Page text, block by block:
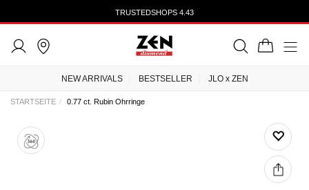
TRUSTEDSHOPS 4.43
NEW ARRIVALS BESTSELLER JLO x ZEN
STARTSEITE 0.77 ct. Rubin Ohrringe